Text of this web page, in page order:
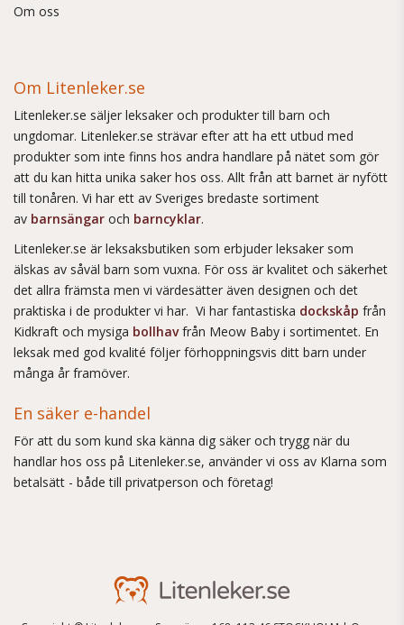
Om oss
Om Litenleker.se
Litenleker.se säljer leksaker och produkter till barn och
ungdomar. Litenleker.se strävar efter att ha ett utbud med
produkter som inte finns hos andra handlare på nätet som gör
att du kan hitta unika saker hos oss. Allt från att barnet är nyfött
till tonåren. Vi har ett av Sveriges bredaste sortiment
av barnsängar och barncyklar.
Litenleker.se är leksaksbutiken som erbjuder leksaker som
älskas av såväl barn som vuxna. För oss är kvalitet och säkerhet
det allra främsta men vi värdesätter även designen och det
praktiska i de produkter vi har. Vi har fantastiska dockskåp från
Kidkraft och mysiga bollhavfrån Meow Baby i sortimentet. En
leksak med god kvalité följer förhoppningsvis ditt barn under
många år framöver.
En säker e-handel
För att du som kund ska känna dig säker och trygg när du
handlar hos oss på Litenleker.se, använder vi oss av Klarna som
betalsätt - både till privatperson och företag!